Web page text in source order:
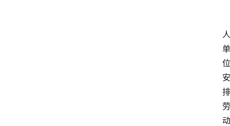
人
单
位
安
排
劳
动